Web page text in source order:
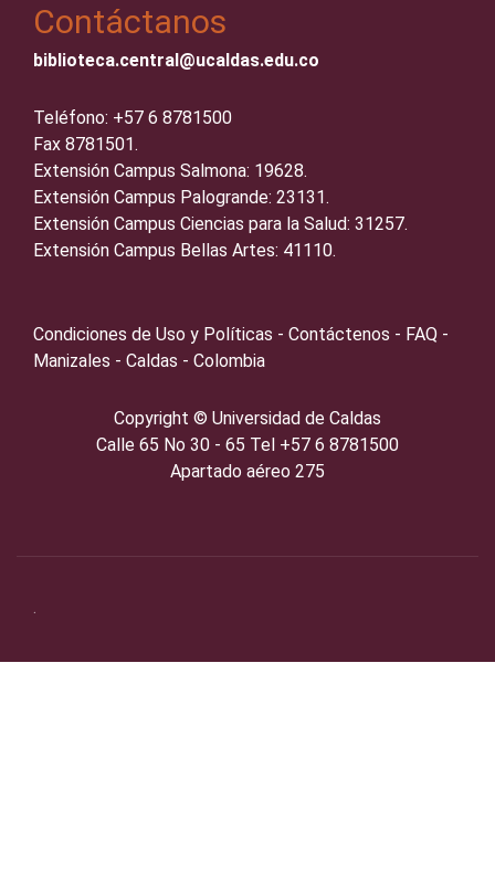
Contáctanos
biblioteca.central@ucaldas.edu.co
Teléfono: +57 6 8781500
Fax 8781501.
Extensión Campus Salmona: 19628.
Extensión Campus Palogrande: 23131.
Extensión Campus Ciencias para la Salud: 31257.
Extensión Campus Bellas Artes: 41110.
Condiciones de Uso y Políticas - Contáctenos - FAQ -
Manizales - Caldas - Colombia
Copyright ©️ Universidad de Caldas
Calle 65 No 30 - 65 Tel +57 6 8781500
Apartado aéreo 275